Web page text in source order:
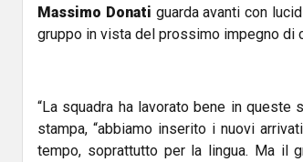
Massimo Donati guarda avanti con
gruppo in vista del prossimo impegno di
“La squadra ha lavorato bene in queste
stampa, “abbiamo inserito i nuovi
tempo, soprattutto per la lingua. Ma il